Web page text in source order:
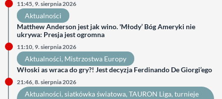
11:45, 9. sierpnia 2026
Aktualności
Matthew Anderson jest jak wino. 'Młody’ Bóg Ameryki nie
ukrywa: Presja jest ogromna
11:10, 9. sierpnia 2026
Aktualności, Mistrzostwa Europy
Włoski as wraca do gry?! Jest decyzja Ferdinando De Giorgi’ego
21:46, 8. sierpnia 2026
Aktualności, siatkówka światowa, TAURON Liga, turnieje